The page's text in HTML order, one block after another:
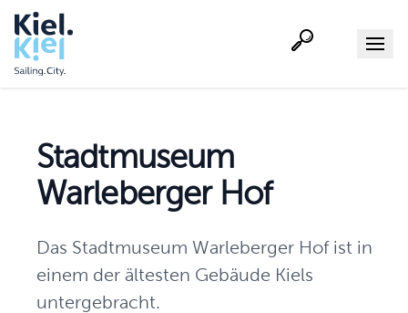
Stadtmuseum
Warleberger Hof
Das Stadtmuseum Warleberger Hof ist in
einem der ältesten Gebäude Kiels
untergebracht.